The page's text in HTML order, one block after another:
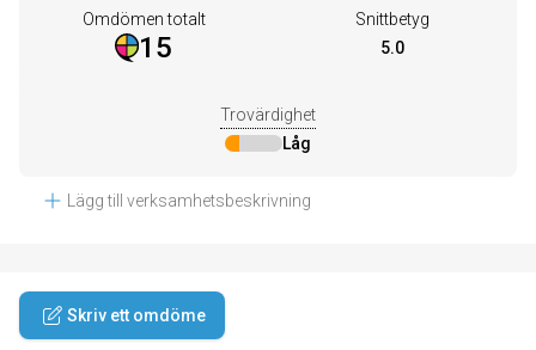
Omdömen totalt
15
Snittbetyg
5.0
Trovärdighet
Låg
Lägg till verksamhetsbeskrivning
Skriv ett omdöme